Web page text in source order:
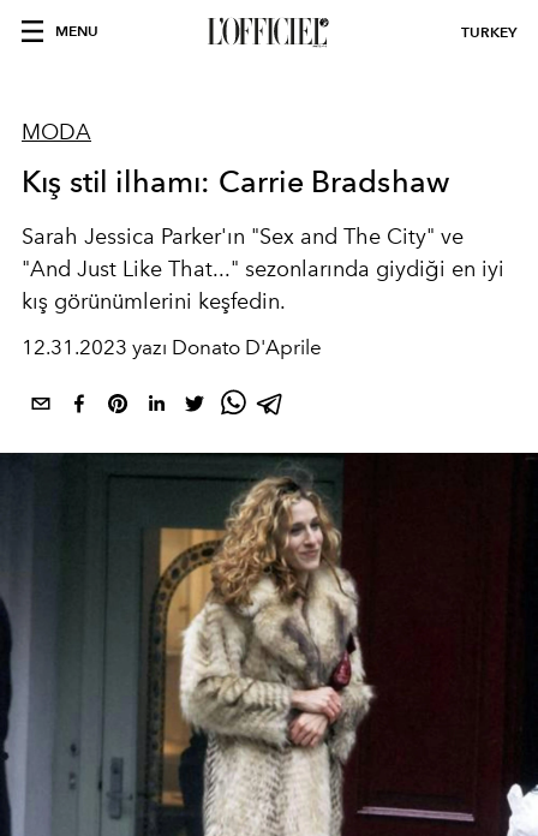
MENU TURKEY
MODA
Kış stil ilhamı: Carrie Bradshaw
Sarah Jessica Parker'ın "Sex and The City" ve
"And Just Like That..." sezonlarında giydiği en iyi
kış görünümlerini keşfedin.
12.31.2023 yazı Donato D'Aprile